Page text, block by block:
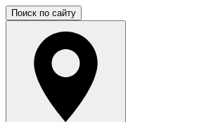
Поиск по сайту